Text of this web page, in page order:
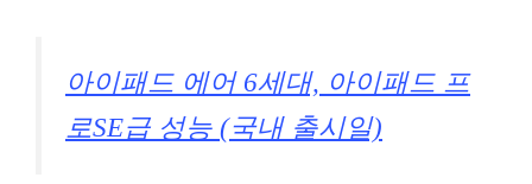
아이패드 에어 6세대, 아이패드 프
로SE급 성능 (국내 출시일)